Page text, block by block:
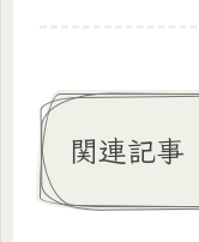
関連記事